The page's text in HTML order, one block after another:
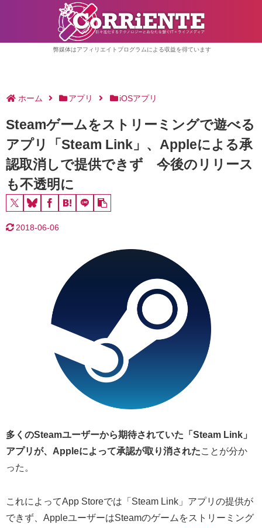
弊媒体はアフィリエイトプログラムによる収益を得ています
ホーム アプリ iOSアプリ
Steamゲームをストリーミングで遊べる
アプリ「Steam Link」、Appleによる承
認取消しで提供できず 今後のリリース
も不透明に
2018-06-06
多くのSteamユーザーから期待されていた「Steam Link」
アプリが、Appleによって承認が取り消されたことが分か
った。
これによってApp Storeでは「Steam Link」アプリの提供が
できず、AppleユーザーはSteamのゲームをストリーミング